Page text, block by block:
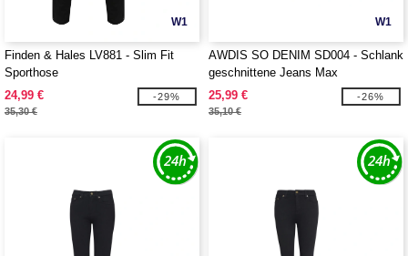
W1
Finden & Hales LV881 - Slim Fit
Sporthose
24,99 €
35,30 €
-29%
W1
AWDIS SO DENIM SD004 - Schlank
geschnittene Jeans Max
25,99 €
35,10 €
-26%